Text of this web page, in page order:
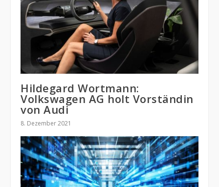
Hildegard Wortmann:
Volkswagen AG holt Vorständin
von Audi
8. Dezember 2021